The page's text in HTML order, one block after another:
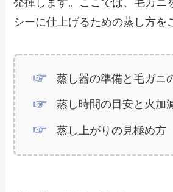
発揮します。ここでは、毛ガニ
シーに仕上げるための蒸し方を
蒸し器の準備と毛ガニ
蒸し時間の目安と火加
蒸し上がりの見極め方